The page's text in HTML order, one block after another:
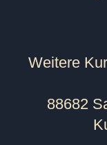
Weitere
88682